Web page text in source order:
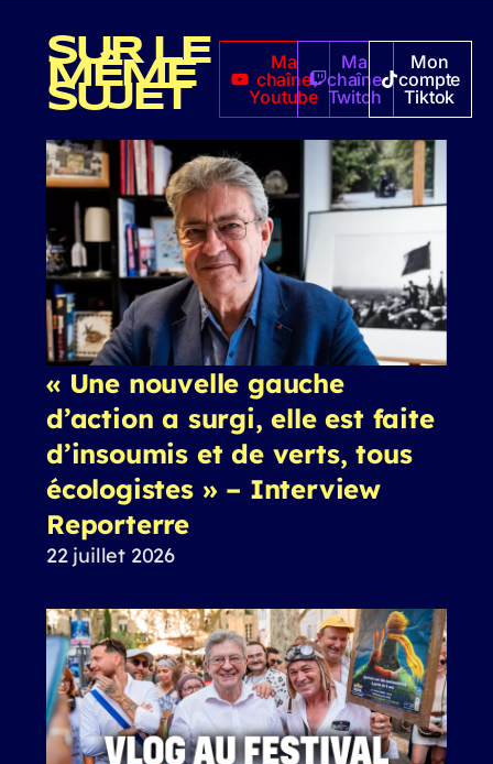
SUR LE
MÊME
SUJET
Ma
chaîne
Youtube
Ma
chaîne
Twitch
Mon
compte
Tiktok
« Une nouvelle gauche
d’action a surgi, elle est faite
d’insoumis et de verts, tous
écologistes » – Interview
Reporterre
22 juillet 2026